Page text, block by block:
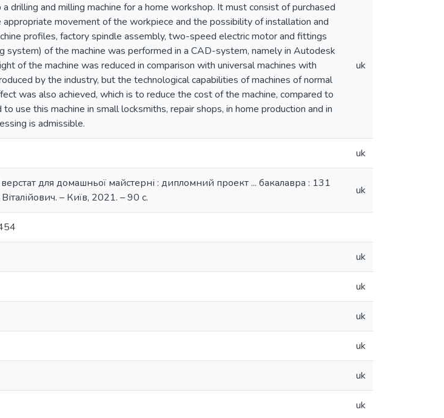
drilling and milling machine for a home workshop. It must consist of purchased
movement of the workpiece and the possibility of installation and
profiles, factory spindle assembly, two-speed electric motor and fittings
system) of the machine was performed in a CAD-system, namely in Autodesk
of the machine was reduced in comparison with universal machines with
by the industry, but the technological capabilities of machines of normal
was also achieved, which is to reduce the cost of the machine, compared to
use this machine in small locksmiths, repair shops, in home production and in
is admissible.
uk
uk
для домашньої майстерні : дипломний проект ... бакалавра : 131
– Київ, 2021. – 90 с.
uk
uk
uk
uk
uk
uk
uk